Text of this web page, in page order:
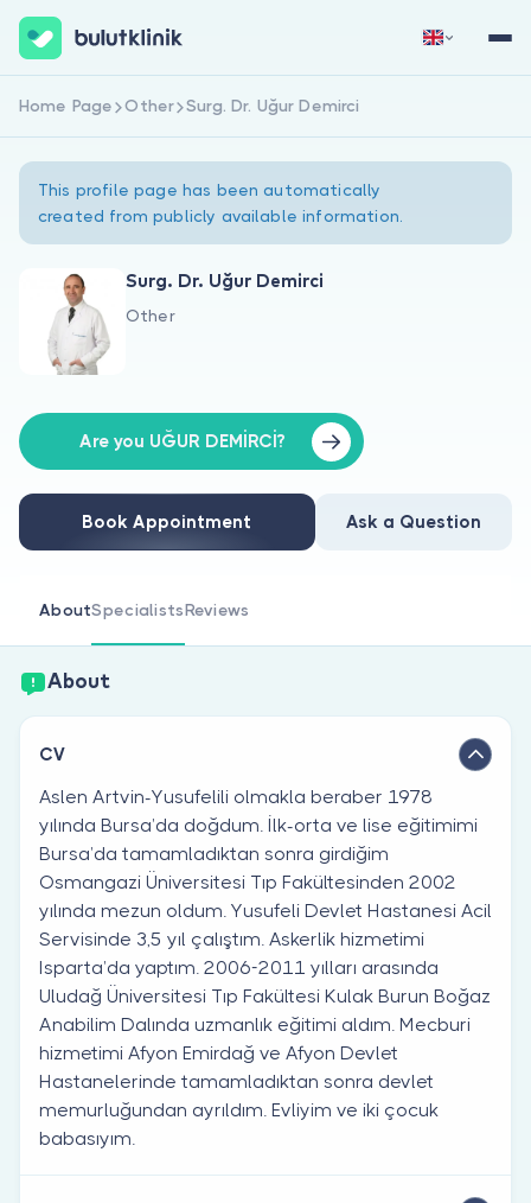
About Us
For Doctors
Are you a doctor?
Sign Up Now
Home Page Other Surg. Dr. Uğur Demirci
This profile page has been automatically
created from publicly available information.
Surg. Dr. Uğur Demirci
Other
Are you UĞUR DEMİRCİ?
Book Appointment Ask a Question
AboutSpecialistsReviews
About
CV
Aslen Artvin-Yusufelili olmakla beraber 1978
yılında Bursa’da doğdum. İlk-orta ve lise eğitimimi
Bursa’da tamamladıktan sonra girdiğim
Osmangazi Üniversitesi Tıp Fakültesinden 2002
yılında mezun oldum. Yusufeli Devlet Hastanesi Acil
Servisinde 3,5 yıl çalıştım. Askerlik hizmetimi
Isparta’da yaptım. 2006-2011 yılları arasında
Uludağ Üniversitesi Tıp Fakültesi Kulak Burun Boğaz
Anabilim Dalında uzmanlık eğitimi aldım. Mecburi
hizmetimi Afyon Emirdağ ve Afyon Devlet
Hastanelerinde tamamladıktan sonra devlet
memurluğundan ayrıldım. Evliyim ve iki çocuk
babasıyım.